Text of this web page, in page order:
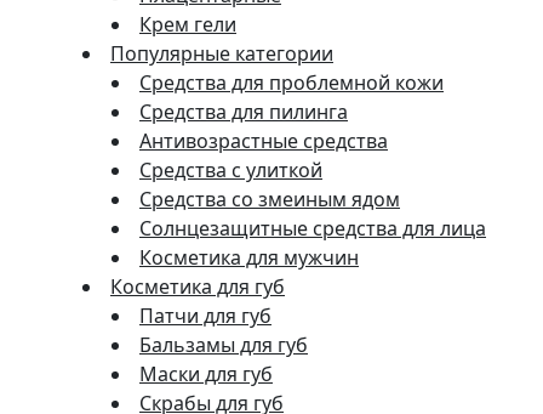
Крем гели
Популярные категории
Средства для проблемной кожи
Средства для пилинга
Антивозрастные средства
Средства с улиткой
Средства со змеиным ядом
Солнцезащитные средства для лица
Косметика для мужчин
Косметика для губ
Патчи для губ
Бальзамы для губ
Маски для губ
Скрабы для губ